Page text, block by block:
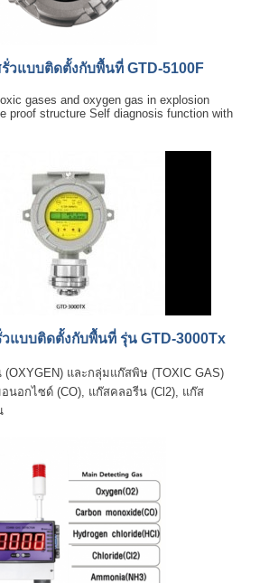
รั่วแบบติดตั้งกับพื้นที่ GTD-5100F
gases and oxygen gas in explosion
proof structure Self diagnosis function with
วแบบติดตั้งกับพื้นที่ รุ่น GTD-3000Tx
และกลุ่มแก๊สพิษ (TOXIC GAS)
นอกไซด์ (CO), แก๊สคลอรีน (Cl2), แก๊ส